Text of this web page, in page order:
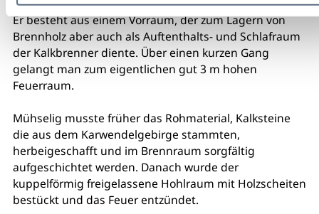
Er besteht aus einem Vorraum, der zum Lagern von
Brennholz aber auch als Auftenthalts- und Schlafraum
der Kalkbrenner diente. Über einen kurzen Gang
gelangt man zum eigentlichen gut 3 m hohen
Feuerraum.
Mühselig musste früher das Rohmaterial, Kalksteine
die aus dem Karwendelgebirge stammten,
herbeigeschafft und im Brennraum sorgfältig
aufgeschichtet werden. Danach wurde der
kuppelförmig freigelassene Hohlraum mit Holzscheiten
bestückt und das Feuer entzündet.